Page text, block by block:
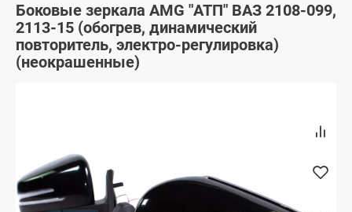
Боковые зеркала AMG "АТП" ВАЗ 2108-099,
2113-15 (обогрев, динамический
повторитель, электро-регулировка)
(неокрашенные)